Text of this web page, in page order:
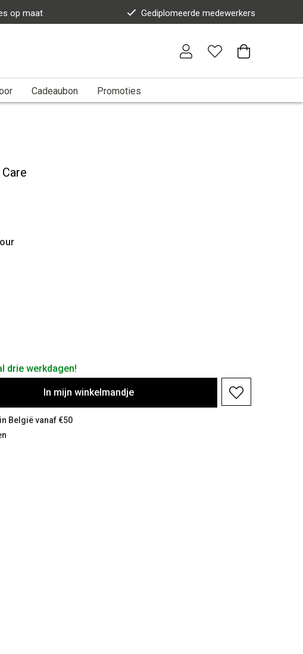
op maat Gediplomeerde medewerkers
Cadeaubon Promoties
drie werkdagen!
In mijn winkelmandje
België vanaf €50